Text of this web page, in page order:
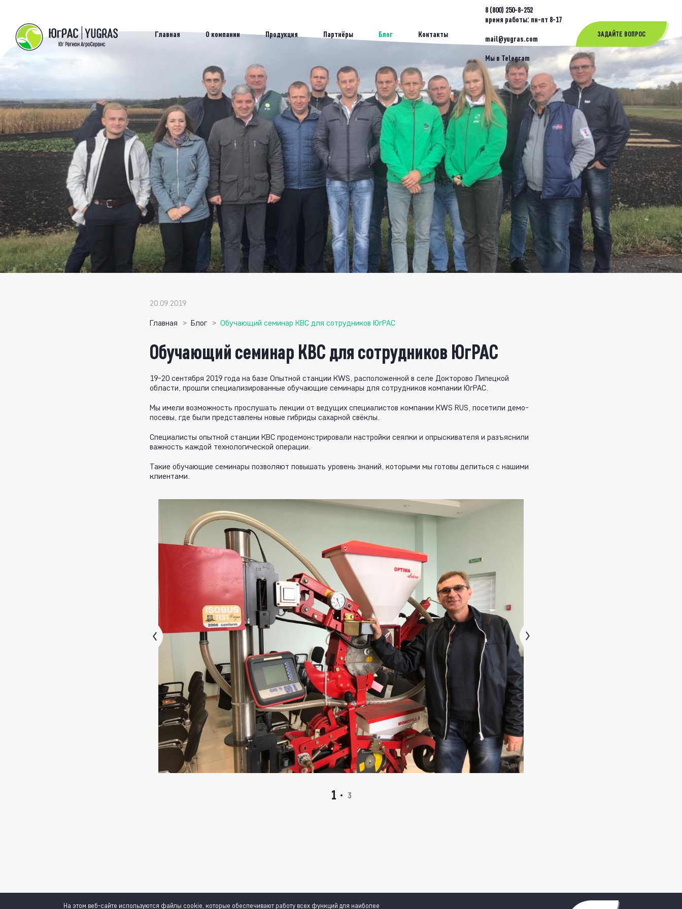
Главная О компании Продукция Партнёры Блог Контакты
8 (800) 250-8-252
время работы: пн-пт 8-17
mail@yugras.com
Мы в Telegram
ЗАДАЙТЕ ВОПРОС
20.09.2019
Главная Блог Обучающий семинар КВС для сотрудников ЮгРАС
Обучающий семинар КВС для сотрудников ЮгРАС
19-20 сентября 2019 года на базе Опытной станции KWS, расположенной в селе Докторово Липецкой
области, прошли специализированные обучающие семинары для сотрудников компании ЮгРАС.
Мы имели возможность прослушать лекции от ведущих специалистов компании KWS RUS, посетили демо-
посевы, где были представлены новые гибриды сахарной свёклы.
Специалисты опытной станции КВС продемонстрировали настройки сеялки и опрыскивателя и разъяснили
важность каждой технологической операции.
Такие обучающие семинары позволяют повышать уровень знаний, которыми мы готовы делиться с нашими
клиентами.
1 3
На этом веб-сайте используются файлы cookie, которые обеспечивают работу всех функций для наиболее